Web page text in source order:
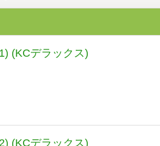
(KCデラックス)
(KCデラックス)